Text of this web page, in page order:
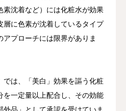
素沈着など）には化粧水が効果
層に色素が沈着しているタイプ
プローチには限界がありま
では、「美白」効果を謳う化粧
を一定量以上配合し、その効能